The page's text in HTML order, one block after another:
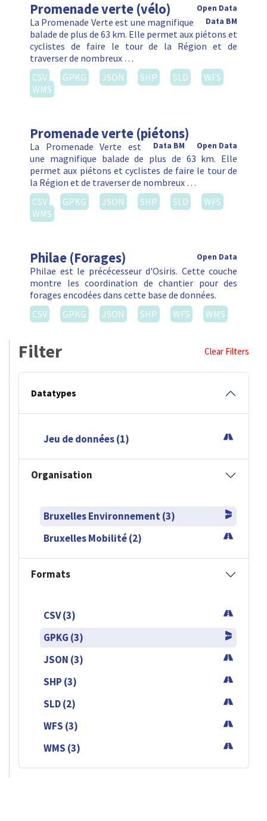
Promenade verte (vélo)
Open Data
Data BM
La Promenade Verte est une magnifique
balade de plus de 63 km. Elle permet aux piétons et
cyclistes de faire le tour de la Région et de
traverser de nombreux …
CSV
GPKG JSON SHP SLD
WFS
WMS
Promenade verte (piétons)
Open Data
Data BM
La Promenade Verte est
une magnifique balade de plus de 63 km. Elle
permet aux piétons et cyclistes de faire le tour de
la Région et de traverser de nombreux …
CSV
GPKG JSON SHP SLD
WFS
WMS
Philae (Forages) Open Data
Philae est le précécesseur d'Osiris. Cette couche
montre les coordination de chantier pour des
forages encodées dans cette base de données.
CSV
GPKG JSON SHP WFS WMS
Filter Clear Filters
Datatypes
Jeu de données (1)
Organisation
Bruxelles Environnement (3)
Bruxelles Mobilité (2)
Formats
CSV (3)
GPKG (3)
JSON (3)
SHP (3)
SLD (2)
WFS (3)
WMS (3)